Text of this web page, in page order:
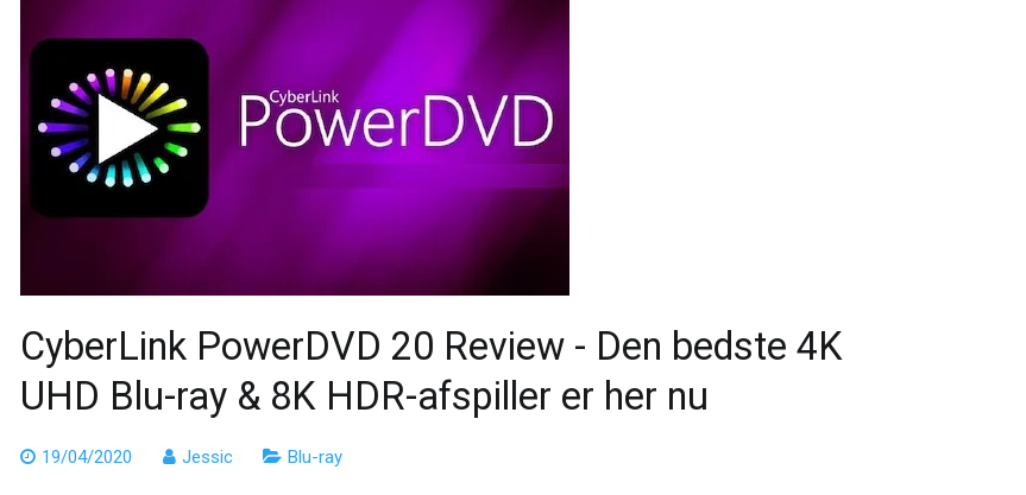
CyberLink PowerDVD 20 Review - Den bedste 4K
UHD Blu-ray & 8K HDR-afspiller er her nu
19/04/2020 Jessic Blu-ray